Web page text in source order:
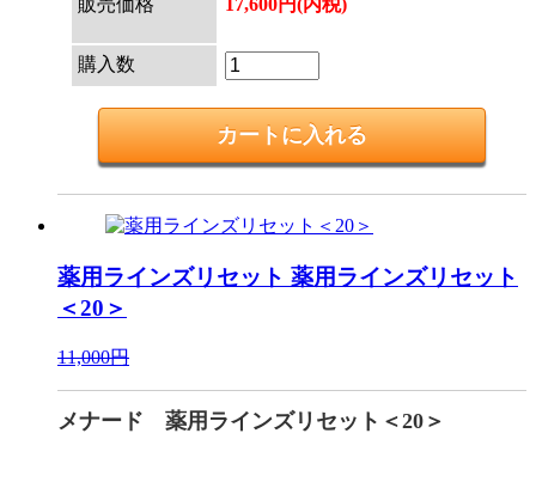
販売価格 17,600円(内税)
購入数
薬用ラインズリセット 薬用ラインズリセット
＜20＞
11,000円
メナード 薬用ラインズリセット＜20＞